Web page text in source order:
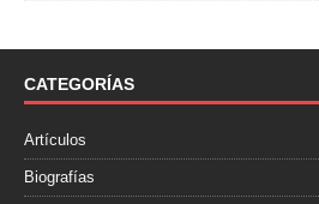
o
k
r
t
i
CATEGORÍAS
Artículos
Biografías